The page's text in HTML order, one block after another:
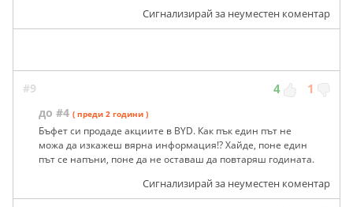
Сигнализирай за неуместен коментар
#9 4 1
до #4 ( преди 2 години )
Бъфет си продаде акциите в BYD. Как пък един път не
можа да изкажеш вярна информация!? Хайде, поне един
път се напъни, поне да не оставаш да повтаряш годината.
Сигнализирай за неуместен коментар